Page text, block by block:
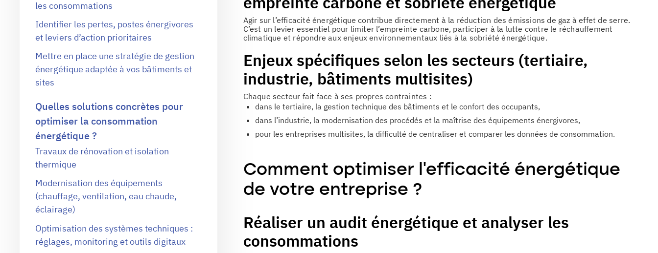
les consommations
Identifier les pertes, postes énergivores
et leviers d’action prioritaires
Mettre en place une stratégie de gestion
énergétique adaptée à vos bâtiments et
sites
Quelles solutions concrètes pour
optimiser la consommation
énergétique ?
Travaux de rénovation et isolation
thermique
Modernisation des équipements
(chauffage, ventilation, eau chaude,
éclairage)
Optimisation des systèmes techniques :
réglages, monitoring et outils digitaux
Agir sur l’efficacité énergétique contribue directement à la réduction des émissions de gaz à effet de serre.
C’est un levier essentiel pour limiter l’empreinte carbone, participer à la lutte contre le réchauffement
climatique et répondre aux enjeux environnementaux liés à la sobriété énergétique.
Enjeux spécifiques selon les secteurs (tertiaire,
industrie, bâtiments multisites)
Chaque secteur fait face à ses propres contraintes :
dans le tertiaire, la gestion technique des bâtiments et le confort des occupants,
dans l’industrie, la modernisation des procédés et la maîtrise des équipements énergivores,
pour les entreprises multisites, la difficulté de centraliser et comparer les données de consommation.
Comment optimiser l’efficacité énergétique
de votre entreprise ?
Réaliser un audit énergétique et analyser les
consommations